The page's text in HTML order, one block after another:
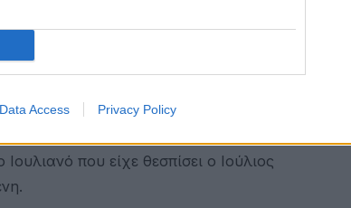
Data Access Privacy Policy
την πανσέληνο. Η Α΄ Οικουμενική
στις άλλες εκκλησίες την ημέρα του
πανσελήνου, με τη βοήθεια των
που είχε θεσπίσει ο Ιούλιος